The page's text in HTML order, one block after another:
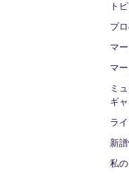
ト
プ
マ
マ
ミ
ギ
ラ
新
私